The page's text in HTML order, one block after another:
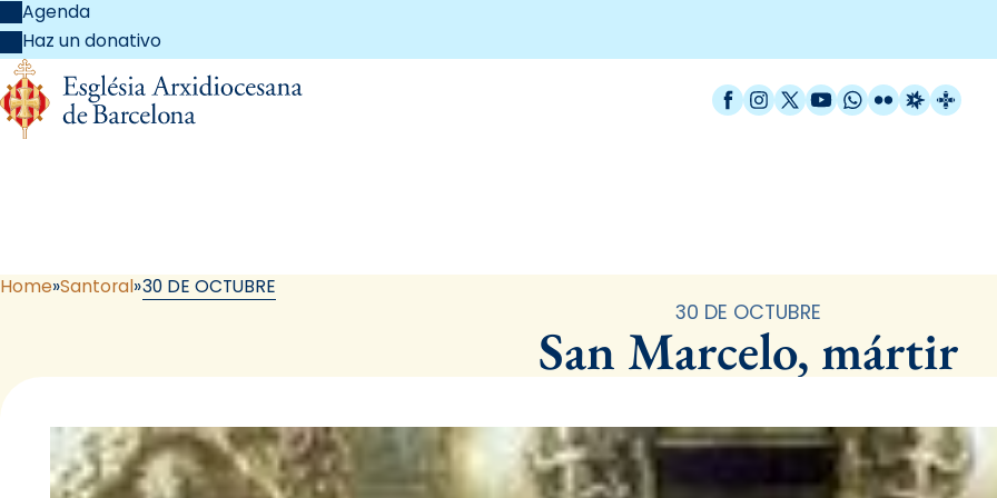
Agenda
Haz un donativo
Facebook
Instagram
X / Twitter
YouTube
WhatsApp
FlickrRadio
Home Santoral 30 DE OCTUBRE
30 DE OCTUBRE
San Marcelo, mártir